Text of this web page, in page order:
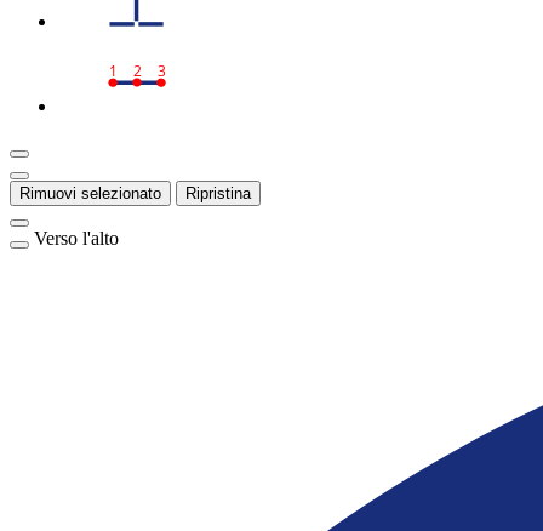
1 2 3
Rimuovi selezionato Ripristina
Verso l'alto